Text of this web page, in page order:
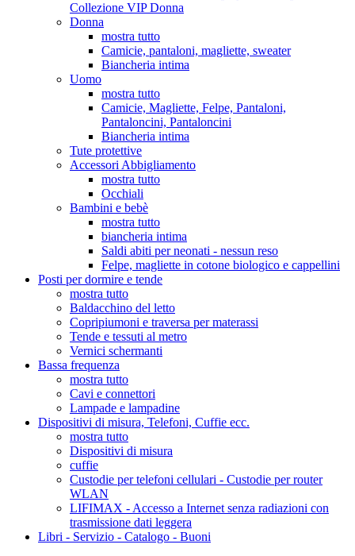
Collezione VIP Donna
Donna
mostra tutto
Camicie, pantaloni, magliette, sweater
Biancheria intima
Uomo
mostra tutto
Camicie, Magliette, Felpe, Pantaloni,
Pantaloncini, Pantaloncini
Biancheria intima
Tute protettive
Accessori Abbigliamento
mostra tutto
Occhiali
Bambini e bebè
mostra tutto
biancheria intima
Saldi abiti per neonati - nessun reso
Felpe, magliette in cotone biologico e cappellini
Posti per dormire e tende
mostra tutto
Baldacchino del letto
Copripiumoni e traversa per materassi
Tende e tessuti al metro
Vernici schermanti
Bassa frequenza
mostra tutto
Cavi e connettori
Lampade e lampadine
Dispositivi di misura, Telefoni, Cuffie ecc.
mostra tutto
Dispositivi di misura
cuffie
Custodie per telefoni cellulari - Custodie per router
WLAN
LIFIMAX - Accesso a Internet senza radiazioni con
trasmissione dati leggera
Libri - Servizio - Catalogo - Buoni